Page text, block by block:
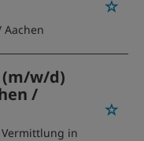
Aachen
w/d)
/
in